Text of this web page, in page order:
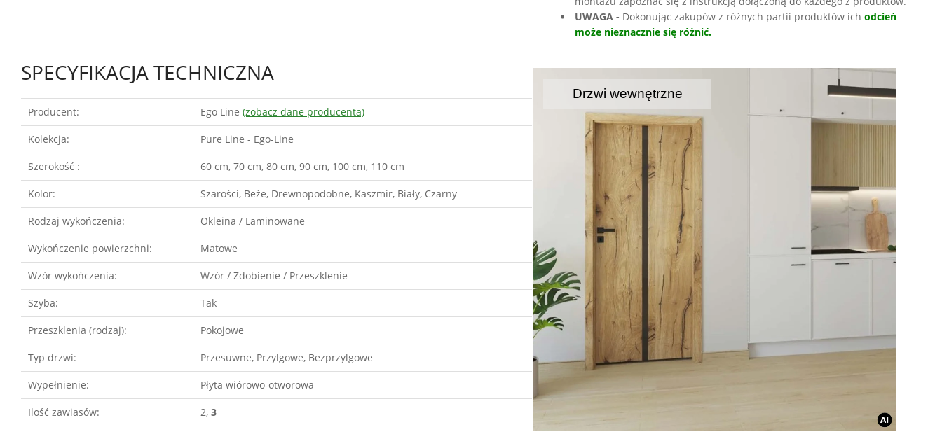
UWAGA - Dokonując zakupów z różnych partii produktów ichodcień
może nieznacznie się różnić.
SPECYFIKACJA TECHNICZNA
Producent: Ego Line (zobacz dane producenta)
Kolekcja: Pure Line - Ego-Line
Szerokość : 60 cm, 70 cm, 80 cm, 90 cm, 100 cm, 110 cm
Kolor: Szarości, Beże, Drewnopodobne, Kaszmir, Biały, Czarny
Rodzaj wykończenia: Okleina / Laminowane
Wykończenie powierzchni: Matowe
Wzór wykończenia: Wzór / Zdobienie / Przeszklenie
Szyba: Tak
Przeszklenia (rodzaj): Pokojowe
Typ drzwi: Przesuwne, Przylgowe, Bezprzylgowe
Wypełnienie: Płyta wiórowo-otworowa
Ilość zawiasów: 2, 3
Drzwi wewnętrzne